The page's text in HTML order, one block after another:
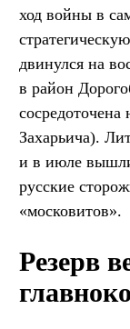
ход войны в
двинулся на
в район
Захарьича).
и в июле
русские
«московитов».
Резерв